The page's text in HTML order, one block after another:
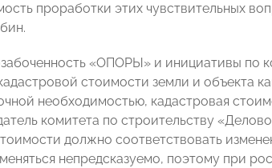
проработки этих чувствительных
«ОПОРЫ» и инициативы по
стоимости земли и объекта
необходимостью, кадастровая
комитета по строительству
должно соответствовать
непредсказуемо, поэтому при